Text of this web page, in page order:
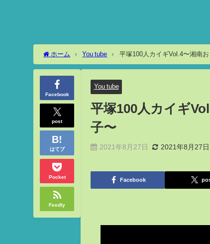
ホーム You tube 平塚100人カイギVol.4〜湘南
Facebook
post
はてブ
Pocket
Feedly
You tube
平塚100人カイギ
子〜
2021年8月27日 2021年8月27日
Facebook